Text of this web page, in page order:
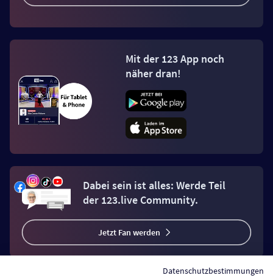
Mit der 123 App noch
näher dran!
Dabei sein ist alles: Werde Teil
der 123.live Community.
Jetzt Fan werden
Datenschutzbestimmungen